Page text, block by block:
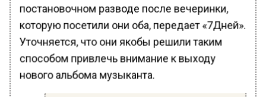
постановочном разводе после вечеринки,
которую посетили они оба, передает «7Дней».
Уточняется, что они якобы решили таким
способом привлечь внимание к выходу
нового альбома музыканта.